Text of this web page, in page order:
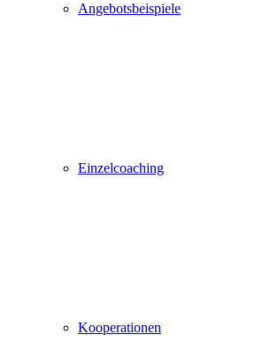
Angebotsbeispiele
Einzelcoaching
Kooperationen